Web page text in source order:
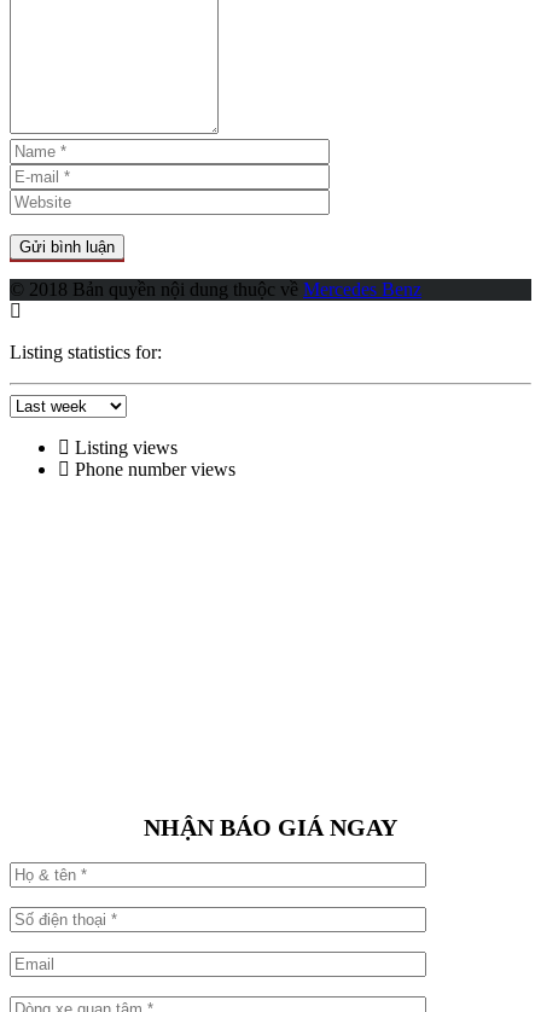
© 2018 Bản quyền nội dung thuộc về Mercedes Benz
Listing statistics for:
Listing views
Phone number views
NHẬN BÁO GIÁ NGAY